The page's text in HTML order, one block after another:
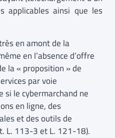
applicables ainsi que les
en amont de la
en l’absence d’offre
la « proposition » de
par voie
si le cybermarchand ne
en ligne, des
et des outils de
L. 113-3 et L. 121-18).